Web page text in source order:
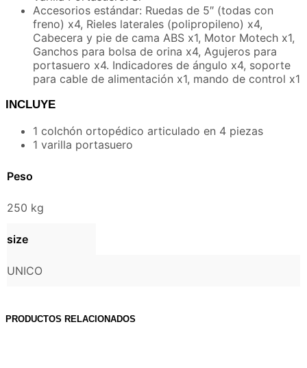
Accesorios estándar: Ruedas de 5″ (todas con
freno) x4, Rieles laterales (polipropileno) x4,
Cabecera y pie de cama ABS x1, Motor Motech x1,
Ganchos para bolsa de orina x4, Agujeros para
portasuero x4. Indicadores de ángulo x4, soporte
para cable de alimentación x1, mando de control x1
INCLUYE
1 colchón ortopédico articulado en 4 piezas
1 varilla portasuero
Peso
250 kg
size
UNICO
PRODUCTOS RELACIONADOS